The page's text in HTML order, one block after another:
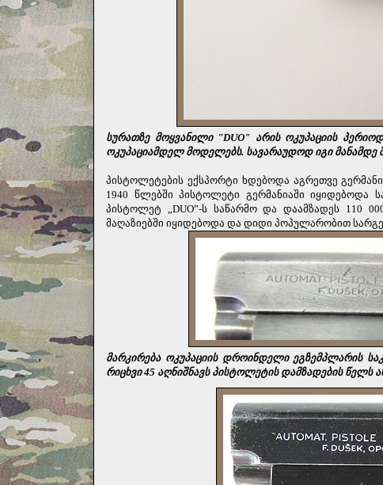
სურათზე მოყვანილი "DUO" არის ოკუპაციის
ოკუპაციამდელ მოდელებს. სავარაუდოდ იგი მანამდე
პისტოლეტების ექსპორტი ხდებოდა აგრეთვე
1940 წლებში პისტოლეტი გერმანიაში იყიდებოდა
პისტოლეტ „DUO”-ს საწარმო და დაამზადეს 110
მაღაზიებში იყიდებოდა და დიდი პოპულარობით
მარკირება ოკუპაციის დროინდელი ეგზემპლარის
რიცხვი 45 აღნიშნავს პისტოლეტის დამზადების წელს